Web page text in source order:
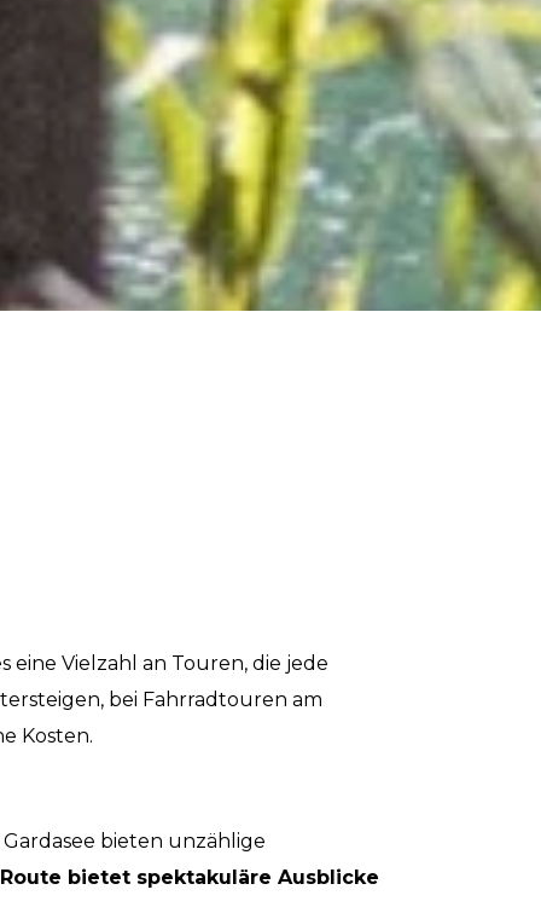
eine Vielzahl an Touren, die jede
bei Fahrradtouren am
Kosten.
bieten unzählige
bietet spektakuläre Ausblicke